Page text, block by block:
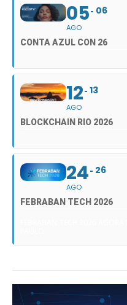
05
AGO
06
CONTA AZUL CON 26
12
AGO
13
BLOCKCHAIN RIO 2026
24
AGO
26
FEBRABAN TECH 2026